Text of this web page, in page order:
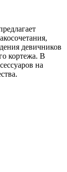
девичников
кортежа. В
на